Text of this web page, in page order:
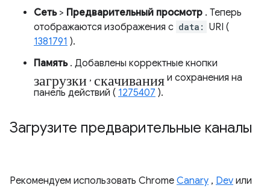
Сеть> Предварительный просмотр . Теперь
отображаются изображения с data: URI (
1381791 ).
Память. Добавлены корректные кнопки
загрузки , скачивания и сохранения на
панель действий ( 1275407 ).
Загрузите предварительные каналы
Рекомендуем использовать Chrome Canary , Dev или